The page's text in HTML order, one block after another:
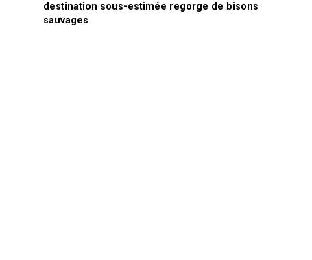
destination sous-estimée regorge de bisons
sauvages